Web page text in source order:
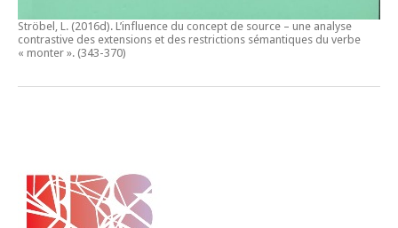
Ströbel, L. (2016d). L’influence du concept de source – une analyse
contrastive des extensions et des restrictions sémantiques du verbe
« monter ». (343-370)